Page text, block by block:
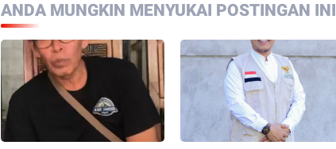
ANDA MUNGKIN MENYUKAI POSTINGAN INI